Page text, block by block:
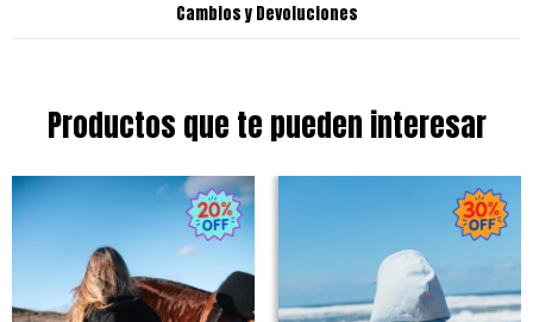
Cambios y Devoluciones
Productos que te pueden interesar